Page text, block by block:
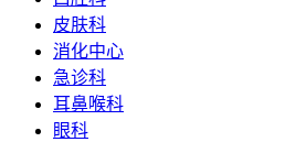
皮肤科
消化中心
急诊科
耳鼻喉科
眼科